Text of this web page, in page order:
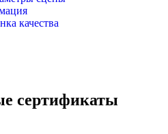
качества
сертификаты